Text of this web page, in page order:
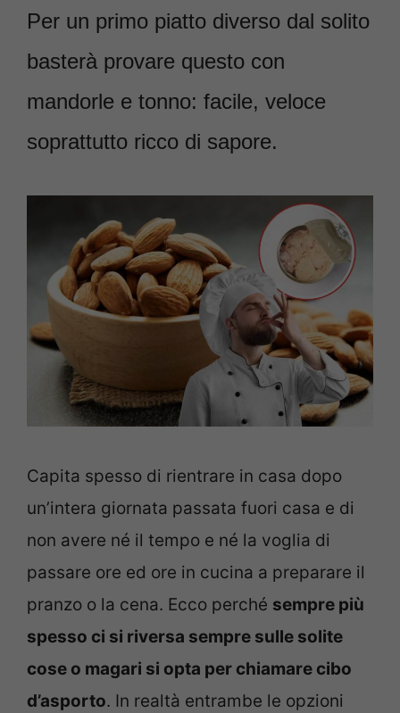
Per un primo piatto diverso dal solito
basterà provare questo con
mandorle e tonno: facile, veloce
soprattutto ricco di sapore.
Capita spesso di rientrare in casa dopo
un’intera giornata passata fuori casa e di
non avere né il tempo e né la voglia di
passare ore ed ore in cucina a preparare il
pranzo o la cena. Ecco perché sempre più
spesso ci si riversa sempre sulle solite
cose o magari si opta per chiamare cibo
d’asporto. In realtà entrambe le opzioni